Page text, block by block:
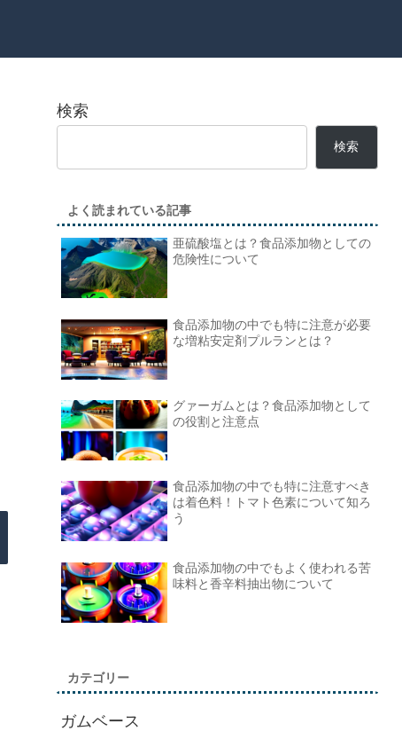
検索
検索
よく読まれている記事
亜硫酸塩とは？食品添加物としての
危険性について
食品添加物の中でも特に注意が必要
な増粘安定剤プルランとは？
グァーガムとは？食品添加物として
の役割と注意点
食品添加物の中でも特に注意すべき
は着色料！トマト色素について知ろ
う
食品添加物の中でもよく使われる苦
味料と香辛料抽出物について
カテゴリー
ガムベース